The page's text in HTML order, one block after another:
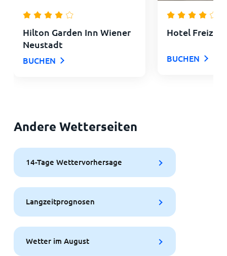
Hilton Garden Inn Wiener
Neustadt
BUCHEN
Hotel
BUCHEN
Andere Wetterseiten
14-Tage Wettervorhersage
Langzeitprognosen
Wetter im August